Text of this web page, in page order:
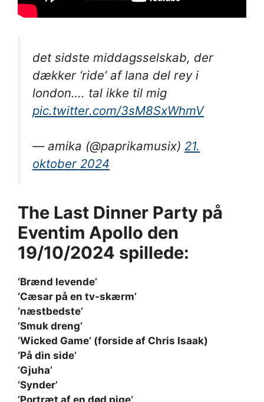
det sidste middagsselskab, der
dækker ‘ride’ af lana del rey i
london…. tal ikke til mig
pic.twitter.com/3sM8SxWhmV
— amika (@paprikamusix) 21.
oktober 2024
The Last Dinner Party på
Eventim Apollo den
19/10/2024 spillede:
‘Brænd levende’
‘Cæsar på en tv-skærm’
‘næstbedste’
‘Smuk dreng’
‘Wicked Game’ (forside af Chris Isaak)
‘På din side’
‘Gjuha’
‘Synder’
‘Portræt af en død pige’